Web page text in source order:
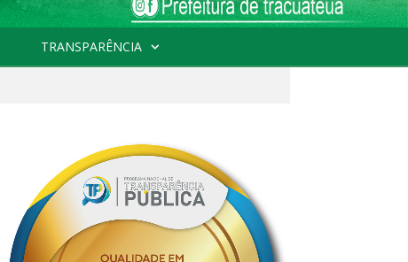
TRANSPARÊNCIA